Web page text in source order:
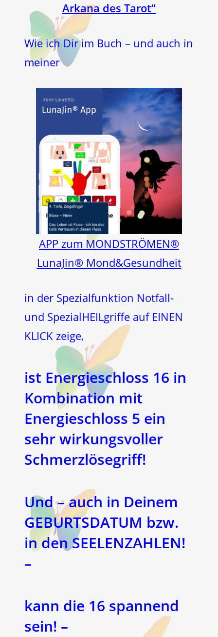
Arkana des Tarot“
Wie ich Dir im Buch – und auch in
meiner
APP zum MONDSTRÖMEN®
LunaJin® Mond&Gesundheit
in der Spezialfunktion Notfall-
und SpezialHEILgriffe auf EINEN
KLICK zeige,
ist Energieschloss 16 in
Kombination mit
Energieschloss 5 ein
sehr wirkungsvoller
Schmerzlösegriff!
Und – auch in Deinem
GEBURTSDATUM bzw.
in den SEELENZAHLEN!
–
kann die 16 spannend
sein! –